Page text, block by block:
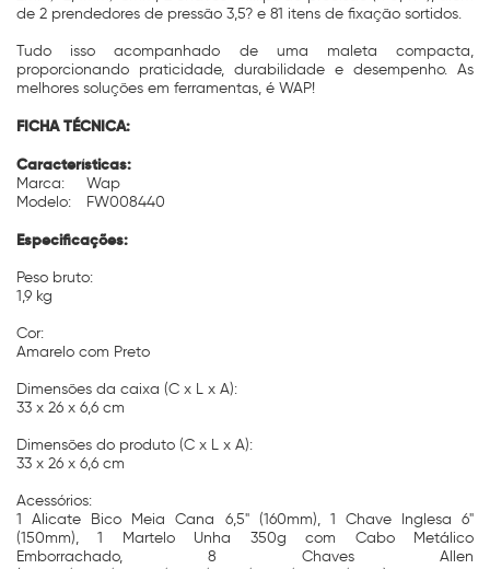
de 2 prendedores de pressão 3,5? e 81 itens de fixação sortidos.
Tudo isso acompanhado de uma maleta compacta,
proporcionando praticidade, durabilidade e desempenho. As
melhores soluções em ferramentas, é WAP!
FICHA TÉCNICA:
Características:
Marca:
Wap
Modelo:
FW008440
Especificações:
Peso bruto:
1,9 kg
Cor:
Amarelo com Preto
Dimensões da caixa (C x L x A):
33 x 26 x 6,6 cm
Dimensões do produto (C x L x A):
33 x 26 x 6,6 cm
Acessórios:
1 Alicate Bico Meia Cana 6,5" (160mm), 1 Chave Inglesa 6"
(150mm), 1 Martelo Unha 350g com Cabo Metálico
Emborrachado, 8 Chaves Allen